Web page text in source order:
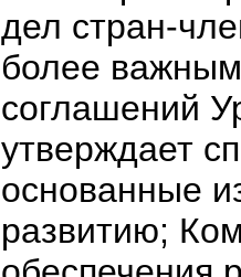
дел стран-
более
соглашений
утверждает
основанные
развитию;